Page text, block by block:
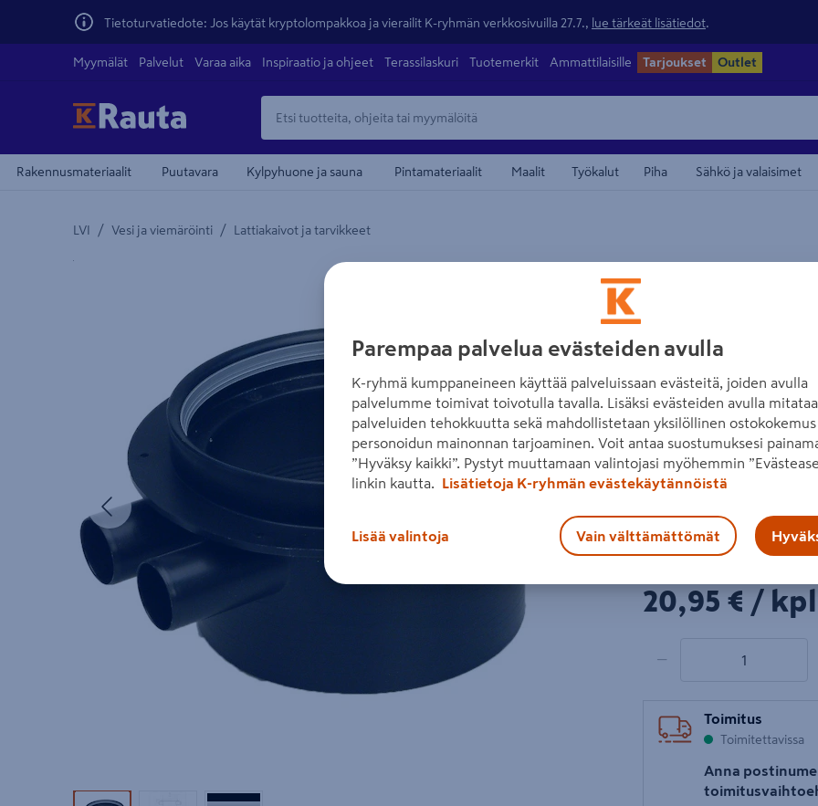
Tietoturvatiedote: Jos käytät kryptolompakkoa ja vierailit K-ryhmän verkkosivuilla 27.7., lue tärkeät lisätiedot
Myymälät Palvelut Varaa aika Inspiraatio ja ohjeet Terassilaskuri Tuotemerkit Ammattilaisille Tarjoukset Outlet
Rakennusmateriaalit Puutavara Kylpyhuone ja sauna Pintamateriaalit Maalit Työkalut Piha Sähkö ja valaisimet
LVI / Vesi ja viemäröinti / Lattiakaivot ja tarvikkeet
Yksityiskohtainen kuvaus löytyy Tuotteen kuvaus -maamerkistä
Edellinen
Lattiakaivon
VIESER
Tuotenumero:
Vedeneristyksen
säätöalue 66–92 mm,
mukana kiilarengas.
Lue koko tuotekuvaus
Katso liitetiedostot
20,95€/kpl
20,95 € / kpl
−
Toimitus
Toimitettavissa
Anna
Parempaa palvelua evästeiden avulla
K-ryhmä kumppaneineen käyttää palveluissaan evästeitä, joiden avulla
palvelumme toimivat toivotulla tavalla. Lisäksi evästeiden avulla
palveluiden tehokkuutta sekä mahdollistetaan yksilöllinen ostokokemus
personoidun mainonnan tarjoaminen. Voit antaa suostumuksesi
”Hyväksy kaikki”. Pystyt muuttamaan valintojasi myöhemmin
linkin kautta.
Lisätietoja K-ryhmän evästekäytännöistä
Lisää valintoja Vain välttämättömät